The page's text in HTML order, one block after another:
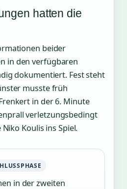
hatten die
beider
in den verfügbaren
dokumentiert. Fest steht
musste früh
in der 6. Minute
verletzungsbedingt
Koulis ins Spiel.
in der zweiten